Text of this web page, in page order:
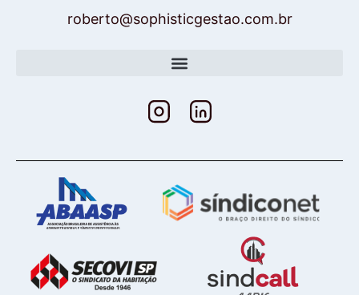
roberto@sophisticgestao.com.br